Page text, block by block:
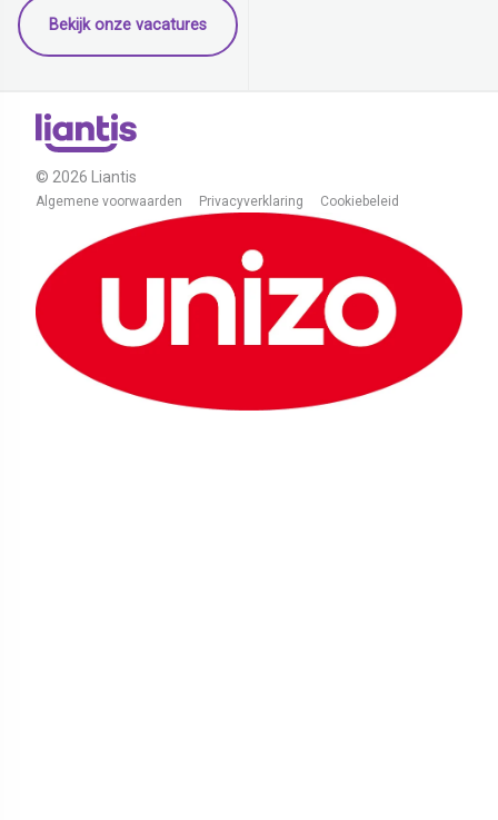
Bekijk onze vacatures
© 2026 Liantis
Algemene voorwaarden Privacyverklaring Cookiebeleid